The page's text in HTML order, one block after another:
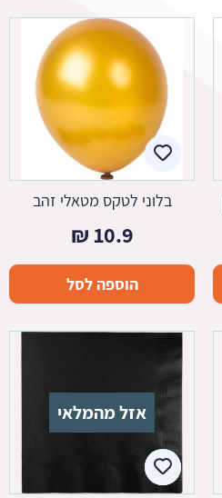
בלוני לטקס מטאלי זהב
10.9
₪
הוספה לסל
אזל מהמלאי